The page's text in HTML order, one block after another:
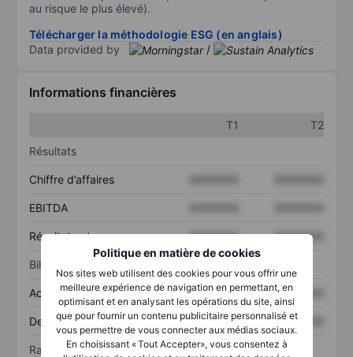
Politique en matière de cookies
Nos sites web utilisent des cookies pour vous offrir une
meilleure expérience de navigation en permettant, en
optimisant et en analysant les opérations du site, ainsi
que pour fournir un contenu publicitaire personnalisé et
vous permettre de vous connecter aux médias sociaux.
En choisissant « Tout Accepter», vous consentez à
au risque le plus élevé).
Télécharger la méthodologie ESG (en anglais)
Data provided by
/
Informations financières
T1
T2
Résultats
Chiffre d’affaires
EBITDA
Résultat net XXXXXXX XXXXXXX
Bilan
Actif total XXXXXXX XXXXXXX
Dette totale XXXXXXX XXXXXXX
Ratios